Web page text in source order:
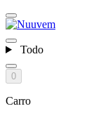
Todo
0
Carro